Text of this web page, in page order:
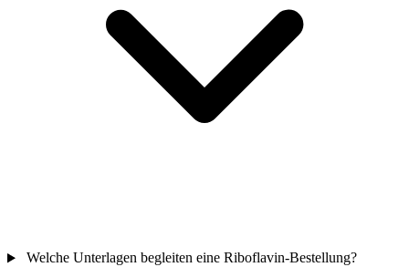
Welche Unterlagen begleiten eine Riboflavin-Bestellung?